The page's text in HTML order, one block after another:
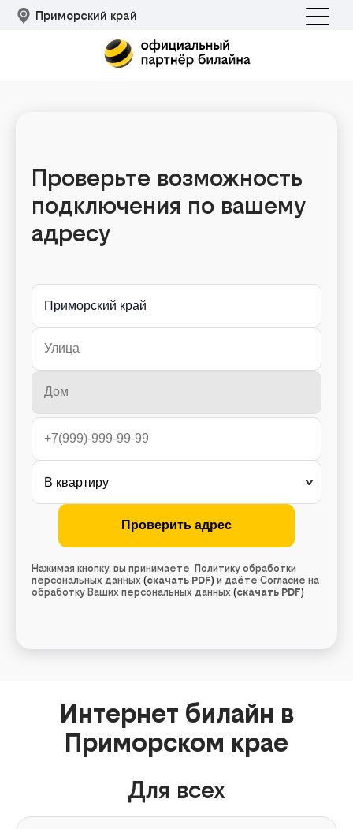
Приморский край
Проверьте возможность
подключения по вашему
адресу
Приморский край
Нажимая кнопку, вы принимаете Политику обработки
персональных данных (скачать PDF) и даёте Согласие на
обработку Ваших персональных данных (скачать PDF)
Интернет билайн в
Приморском крае
Для всех